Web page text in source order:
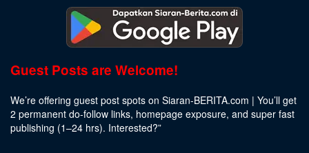
Guest Posts are Welcome!
We’re offering guest post spots on Siaran-BERITA.com | You’ll get
2 permanent do-follow links, homepage exposure, and super fast
publishing (1–24 hrs). Interested?”